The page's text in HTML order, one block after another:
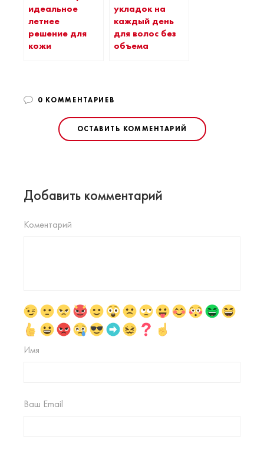
идеальное
летнее
решение для
кожи
укладок на
каждый день
для волос без
объема
0 КОММЕНТАРИЕВ
ОСТАВИТЬ КОММЕНТАРИЙ
Добавить комментарий
Коментарий
Имя
Ваш Email